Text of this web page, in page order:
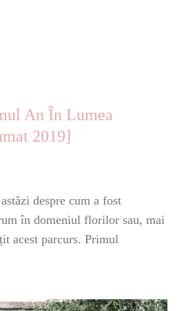
An În Lumea
2019]
despre cum a fost
în domeniul florilor sau, mai
acest parcurs. Primul